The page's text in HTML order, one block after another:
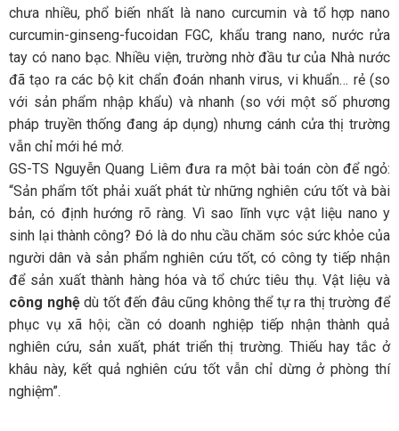
chưa nhiều, phổ biến nhất là nano curcumin và tổ hợp nano
curcumin-ginseng-fucoidan FGC, khẩu trang nano, nước rửa
tay có nano bạc. Nhiều viện, trường nhờ đầu tư của Nhà nước
đã tạo ra các bộ kit chẩn đoán nhanh virus, vi khuẩn… rẻ (so
với sản phẩm nhập khẩu) và nhanh (so với một số phương
pháp truyền thống đang áp dụng) nhưng cánh cửa thị trường
vẫn chỉ mới hé mở.
GS-TS Nguyễn Quang Liêm đưa ra một bài toán còn để ngỏ:
“Sản phẩm tốt phải xuất phát từ những nghiên cứu tốt và bài
bản, có định hướng rõ ràng. Vì sao lĩnh vực vật liệu nano y
sinh lại thành công? Đó là do nhu cầu chăm sóc sức khỏe của
người dân và sản phẩm nghiên cứu tốt, có công ty tiếp nhận
để sản xuất thành hàng hóa và tổ chức tiêu thụ. Vật liệu và
công nghệdù tốt đến đâu cũng không thể tự ra thị trường để
phục vụ xã hội; cần có doanh nghiệp tiếp nhận thành quả
nghiên cứu, sản xuất, phát triển thị trường. Thiếu hay tắc ở
khâu này, kết quả nghiên cứu tốt vẫn chỉ dừng ở phòng thí
nghiệm”.